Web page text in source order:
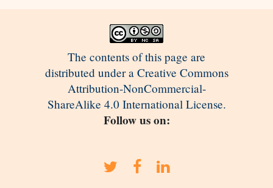
The contents of this page are
distributed under a Creative Commons
Attribution-NonCommercial-
ShareAlike 4.0 International License.
Follow us on: